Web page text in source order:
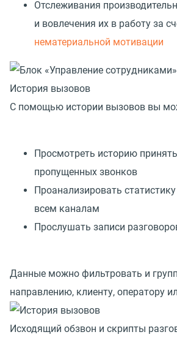
Отслеживания
и вовлечения их в работу за
нематериальной мотивации
История вызовов
С помощью истории вызовов вы
Просмотреть историю
пропущенных звонков
Проанализировать
всем каналам
Прослушать записи
Данные можно фильтровать и
направлению, клиенту, оператору
Исходящий обзвон и скрипты